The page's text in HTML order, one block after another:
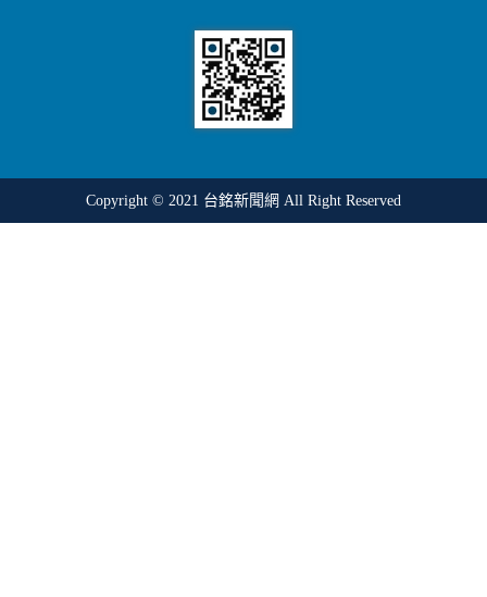
Copyright © 2021 台銘新聞網 All Right Reserved